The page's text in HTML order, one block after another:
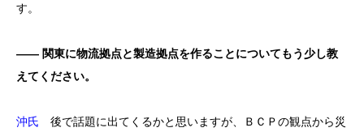
す。
―― 関東に物流拠点と製造拠点を作ることについてもう少し教
えてください。
沖氏 後で話題に出てくるかと思いますが、ＢＣＰの観点から災